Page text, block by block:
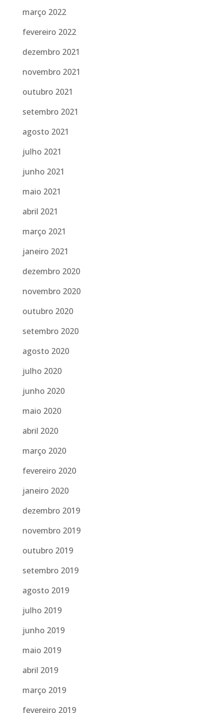
março 2022
fevereiro 2022
dezembro 2021
novembro 2021
outubro 2021
setembro 2021
agosto 2021
julho 2021
junho 2021
maio 2021
abril 2021
março 2021
janeiro 2021
dezembro 2020
novembro 2020
outubro 2020
setembro 2020
agosto 2020
julho 2020
junho 2020
maio 2020
abril 2020
março 2020
fevereiro 2020
janeiro 2020
dezembro 2019
novembro 2019
outubro 2019
setembro 2019
agosto 2019
julho 2019
junho 2019
maio 2019
abril 2019
março 2019
fevereiro 2019